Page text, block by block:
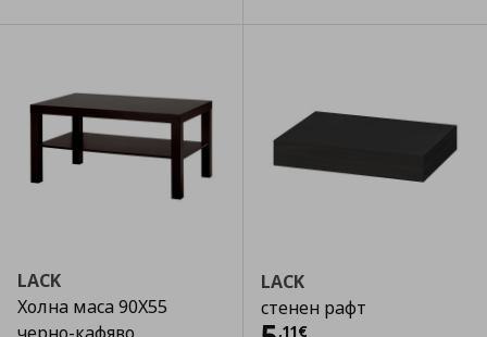
LACK
Холна маса 90Х55
LACK
стенен рафт
,11€